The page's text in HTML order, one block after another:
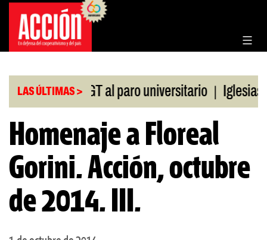
Saltar
contenido
LAS ÚLTIMAS >
de la CGT al paro universitario | Iglesias y
Homenaje a Floreal
Gorini. Acción, octubre
de 2014. III.